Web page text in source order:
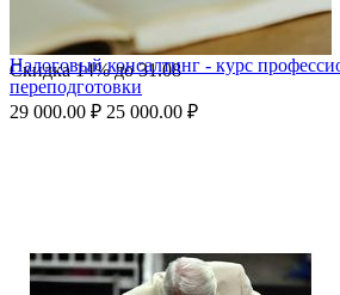
Скидка14%до31.08
Налоговый консалтинг - курс
переподготовки
29 000.00 ₽ 25 000.00 ₽